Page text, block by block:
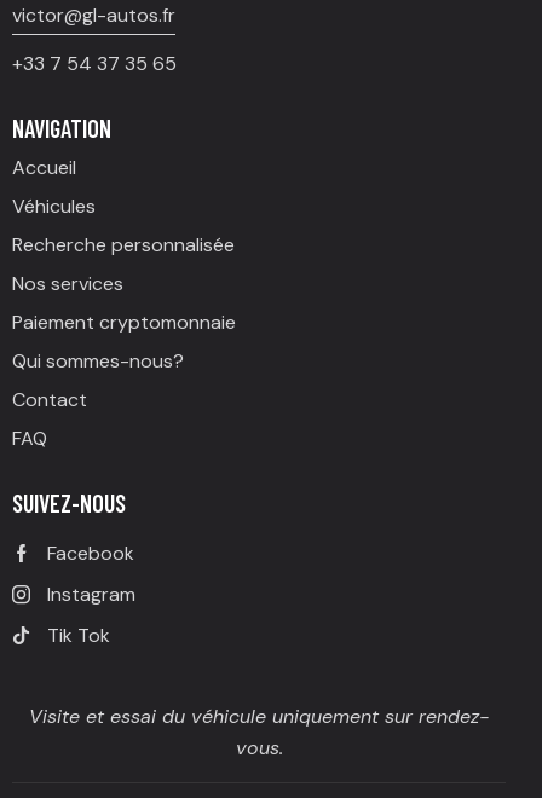
victor@gl-autos.fr
+33 7 54 37 35 65
NAVIGATION
Accueil
Véhicules
Recherche personnalisée
Nos services
Paiement cryptomonnaie
Qui sommes-nous?
Contact
FAQ
SUIVEZ-NOUS
Facebook
Instagram
Tik Tok
Visite et essai du véhicule uniquement sur rendez-
vous.